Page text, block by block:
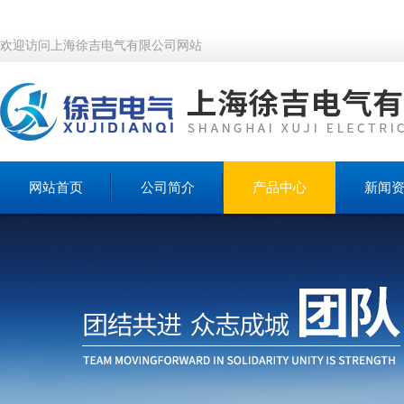
欢迎访问上海徐吉电气有限公司网站
网站首页 公司简介 产品中心 新闻